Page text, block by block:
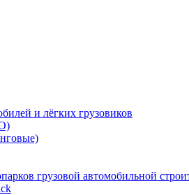
и лёгких грузовиков
грузовой автомобильной